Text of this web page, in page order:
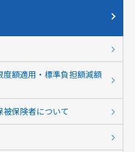
度額適用・標準負担額減額
被保険者について